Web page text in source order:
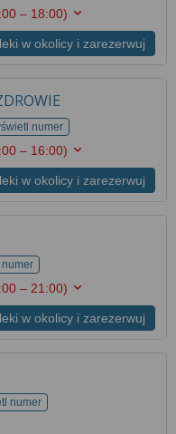
– 18:00)
w okolicy i zarezerwuj
numer
– 16:00)
w okolicy i zarezerwuj
– 21:00)
w okolicy i zarezerwuj
numer